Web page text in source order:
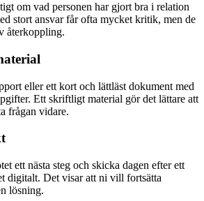
om vad personen har gjort bra i relation
stort ansvar får ofta mycket kritik, men de
återkoppling.
eller ett kort och lättläst dokument med
Ett skriftligt material gör det lättare att
frågan vidare.
ett nästa steg och skicka dagen efter ett
digitalt. Det visar att ni vill fortsätta
lösning.